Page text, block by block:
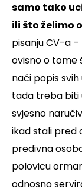
samo tako
ili što želimo
pisanju CV-a
ovisno o tome
naći popis
tada treba biti
svjesno
ikad stali pred
predivna
polovicu
odnosno